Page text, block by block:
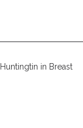
in Breast